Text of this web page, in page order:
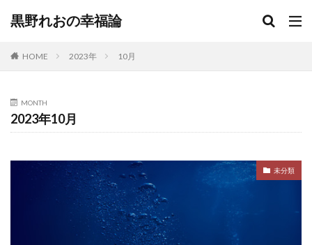
黒野れおの幸福論
HOME 2023年 10月
MONTH
2023年10月
未分類